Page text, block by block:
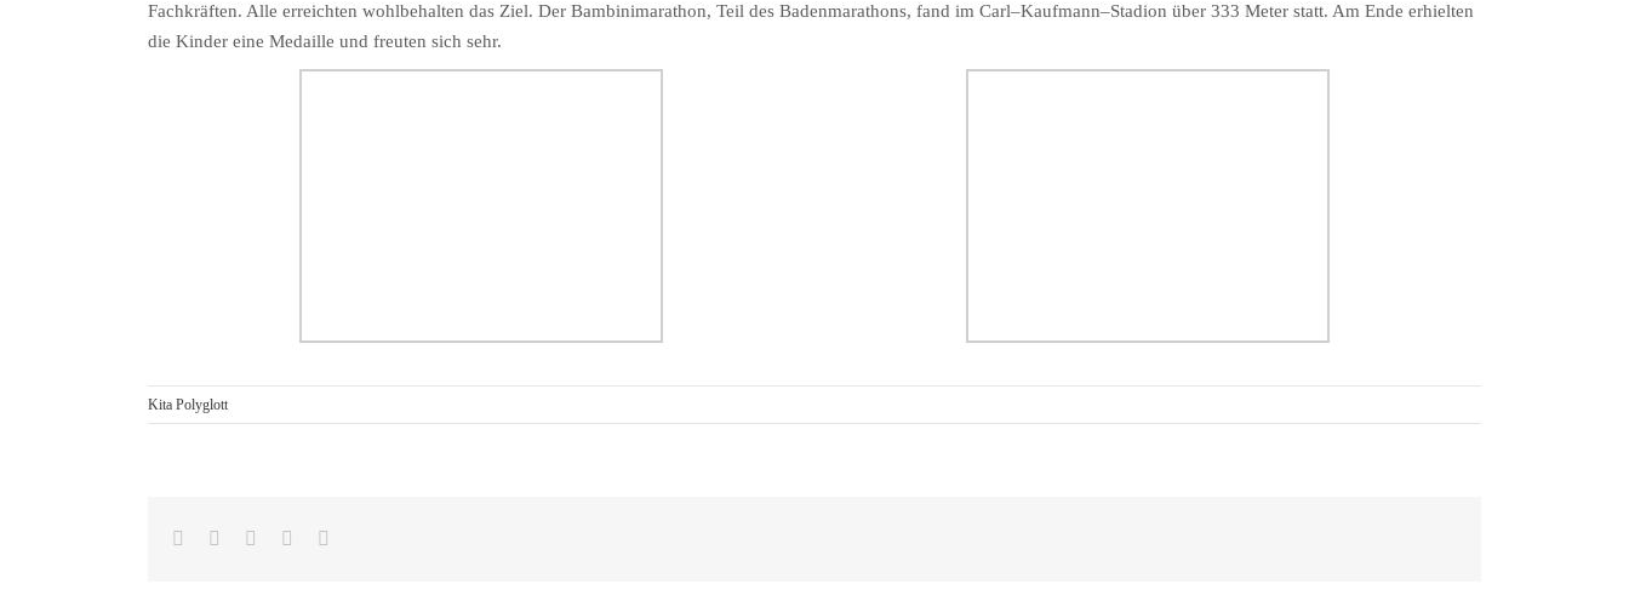
Fachkräften. Alle erreichten wohlbehalten das Ziel. Der Bambinimarathon, Teil des Badenmarathons, fand im Carl–Kaufmann–Stadion über 333 Meter statt. Am Ende erhielten
die Kinder eine Medaille und freuten sich sehr.
Kita Polyglott
Facebook
Reddit LinkedInPinterest